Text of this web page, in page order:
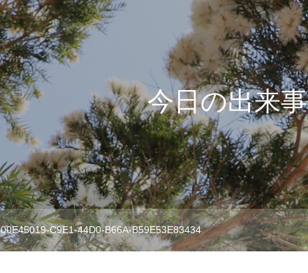
今日の出来事
00E45019-C9E1-44D0-B66A-B59E53E83434